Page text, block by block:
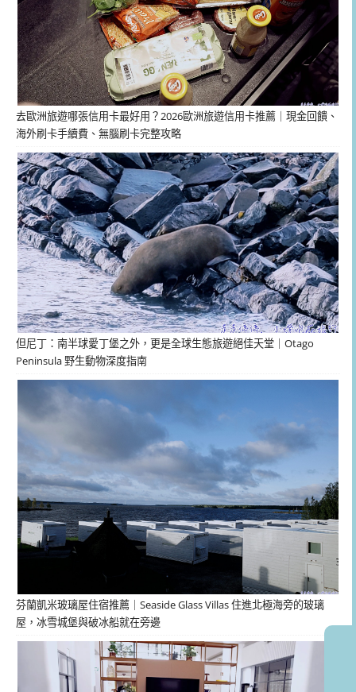
去歐洲旅遊哪張信用卡最好用？2026歐洲旅遊信用卡推薦｜現金回饋、
海外刷卡手續費、無腦刷卡完整攻略
但尼丁：南半球愛丁堡之外，更是全球生態旅遊絕佳天堂｜Otago
Peninsula 野生動物深度指南
芬蘭凱米玻璃屋住宿推薦｜Seaside Glass Villas 住進北極海旁的玻璃
屋，冰雪城堡與破冰船就在旁邊